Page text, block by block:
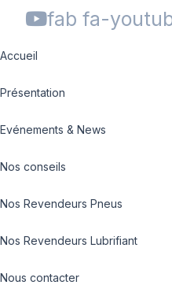
fab fa-
Accueil
Présentation
Evénements & News
Nos conseils
Nos Revendeurs Pneus
Nos Revendeurs Lubrifiant
Nous contacter